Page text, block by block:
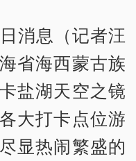
消息（记者汪
省海西蒙古族
盐湖天空之镜
大打卡点位游
显热闹繁盛的